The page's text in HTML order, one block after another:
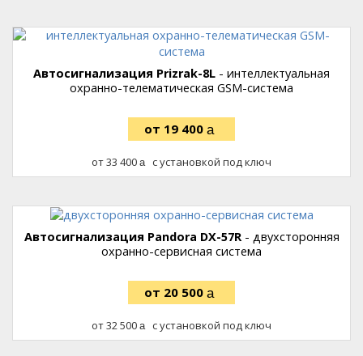
Автосигнализация Prizrak-8L - интеллектуальная
охранно-телематическая GSM-система
19 400
33 400 руб.
с установкой под ключ
Автосигнализация Pandora DX-57R- двухсторонняя
охранно-сервисная система
20 500
32 500 руб.
с установкой под ключ